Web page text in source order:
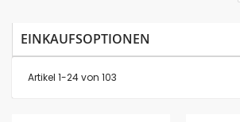
Artikel 1-24von 103
EINKAUFSOPTIONEN